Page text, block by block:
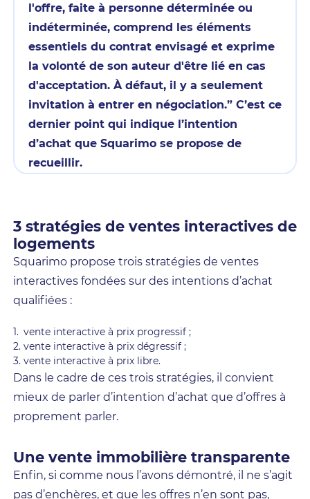
l'offre, faite à personne déterminée ou
indéterminée, comprend les éléments
essentiels du contrat envisagé et exprime
la volonté de son auteur d'être lié en cas
d'acceptation. À défaut, il y a seulement
invitation à entrer en négociation.” C’est ce
dernier point qui indique l’intention
d’achat que Squarimo se propose de
recueillir.
3 stratégies de ventes interactives de
logements
Squarimo propose trois stratégies de ventes
interactives fondées sur des intentions d’achat
qualifiées :
vente interactive à prix progressif ;
vente interactive à prix dégressif ;
vente interactive à prix libre.
Dans le cadre de ces trois stratégies, il convient
mieux de parler d’intention d’achat que d’offres à
proprement parler.
Une vente immobilière transparente
Enfin, si comme nous l’avons démontré, il ne s’agit
pas d’enchères, et que les offres n’en sont pas,